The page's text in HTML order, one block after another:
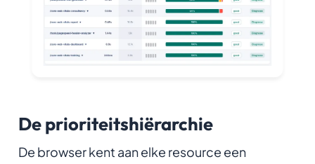
De prioriteitshiërarchie
De browser kent aan elke resource een